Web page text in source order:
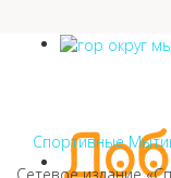
Спортивные